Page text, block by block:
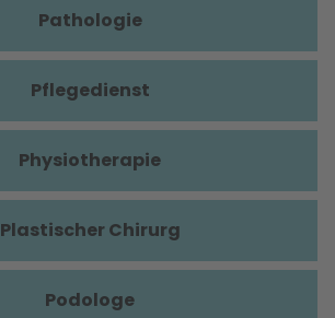
Pathologie
Pflegedienst
Physiotherapie
Plastischer Chirurg
Podologe